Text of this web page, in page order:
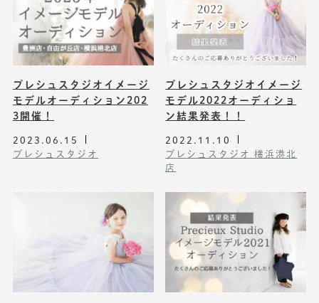
プレシュスタジオイメージ
モデルオーディション202
3開催！
2023.06.15
プレシュスタジオ
プレシュスタジオイメージ
モデル2022オーディショ
ン結果発表！！
2022.11.10
プレシュスタジオ 横浜港北
店